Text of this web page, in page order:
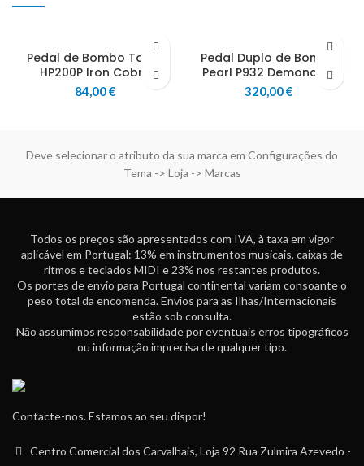
Pedal de Bombo Tama
HP200P Iron Cobra
84,00€
Pedal Duplo de Bombo
Pearl P932 Demonator
320,00€
Deve selecionar o atributo da sua marca em Configurações do
Tema -> Loja -> Marcas
Todos os preços são apresentados com IVA, à taxa em vigor
aplicável em Portugal: 13% em instrumentos musicais, caixas de
ritmos e teclados MIDI e 23% nos restantes produtos.
Os portes de envio para Portugal continental variam consoante o
peso total da encomenda. Envios para as Ilhas/Internacionais
estão sob consulta.
Não assumimos responsabilidade por eventuais erros tipográficos
ou informação imprecisa de qualquer tipo.
Contacte-nos. Estamos ao seu dispor!
Centro Comercial dos Carvalhais, Loja 92 Rua Zulmira Azevedo -